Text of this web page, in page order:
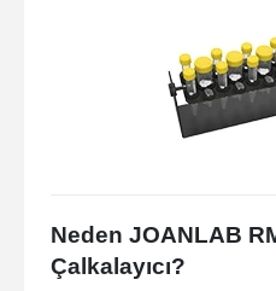
Neden JOANLAB
Çalkalayıcı?